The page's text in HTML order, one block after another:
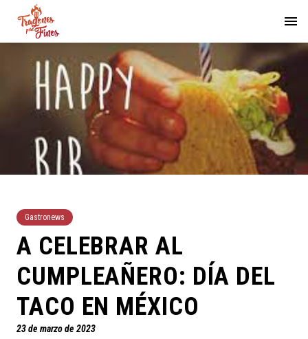
Gastronews
A CELEBRAR AL
CUMPLEAÑERO: DÍA DEL
TACO EN MÉXICO
23 de marzo de 2023